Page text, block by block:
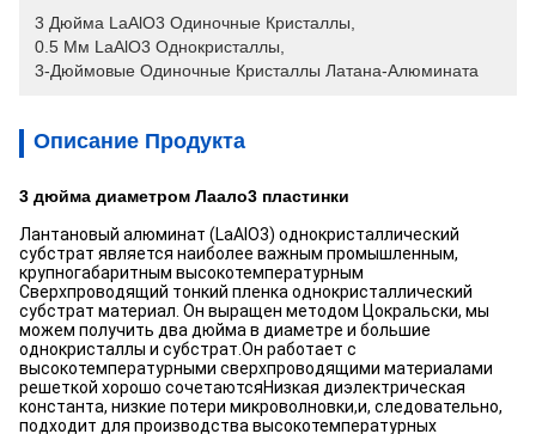
3 Дюйма LaAlO3 Одиночные Кристаллы
0.5 Мм LaAlO3 Однокристаллы
3-Дюймовые Одиночные Кристаллы Латана-Алюмината
Описание Продукта
3 дюйма диаметром Лаало3 пластинки
Лантановый алюминат (LaAlO3) однокристаллический
субстрат является наиболее важным промышленным,
крупногабаритным высокотемпературным
Сверхпроводящий тонкий пленка однокристаллический
субстрат материал. Он выращен методом Цокральски, мы
можем получить два дюйма в диаметре и большие
однокристаллы и субстрат.Он работает с
высокотемпературными сверхпроводящими материалами
решеткой хорошо сочетаютсяНизкая диэлектрическая
константа, низкие потери микроволновки,и, следовательно,
подходит для производства высокотемпературных